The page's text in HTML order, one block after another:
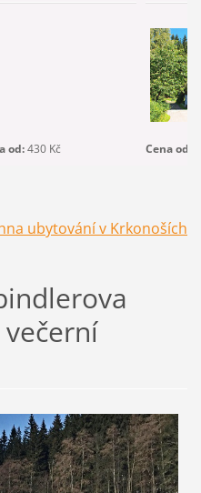
od:430 Kč Cena od:
ubytování v Krkonoších